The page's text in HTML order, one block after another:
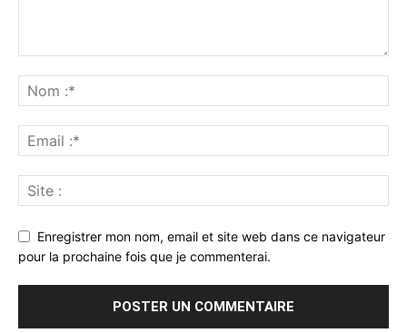
Enregistrer mon nom, email et site web dans ce navigateur
pour la prochaine fois que je commenterai.